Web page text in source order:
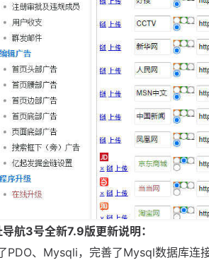
航3号全新7.9版更新说明：
PDO、Mysqli，完善了Mysql数据库连